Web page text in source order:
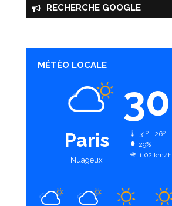
RECHERCHE GOOGLE
MÉTÉO LOCALE
Paris
Nuageux
30
31º - 26º
29%
1.02 km/h